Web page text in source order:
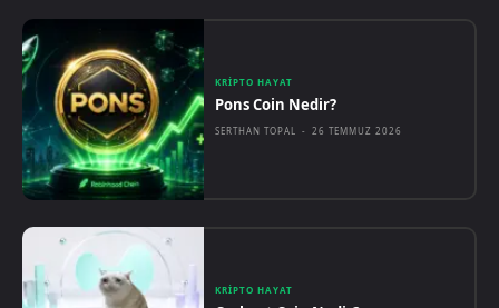
KRIPTO HAYAT
Pons Coin Nedir?
SERTHAN TOPAL - 26 TEMMUZ 2026
KRIPTO HAYAT